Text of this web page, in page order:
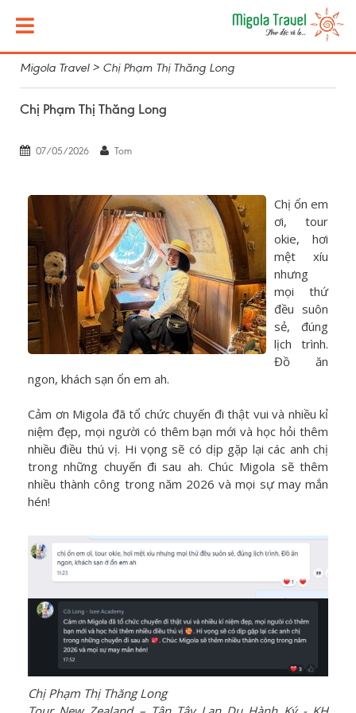
Migola Travel> Chị Phạm Thị Thăng Long
Chị Phạm Thị Thăng Long
07/05/2026 Tom
Chị ổn em
ơi, tour
okie, hơi
mệt xíu
nhưng
mọi thứ
đều suôn
sẻ, đúng
lịch trình.
Đồ ăn
ngon, khách sạn ổn em ah.
Cảm ơn Migola đã tổ chức chuyến đi thật vui và nhiều kỉ
niệm đẹp, mọi người có thêm bạn mới và học hỏi thêm
nhiều điều thú vị. Hi vọng sẽ có dịp gặp lại các anh chị
trong những chuyến đi sau ah. Chúc Migola sẽ thêm
nhiều thành công trong năm 2026 và mọi sự may mắn
hén!
Chị Phạm Thị Thăng Long